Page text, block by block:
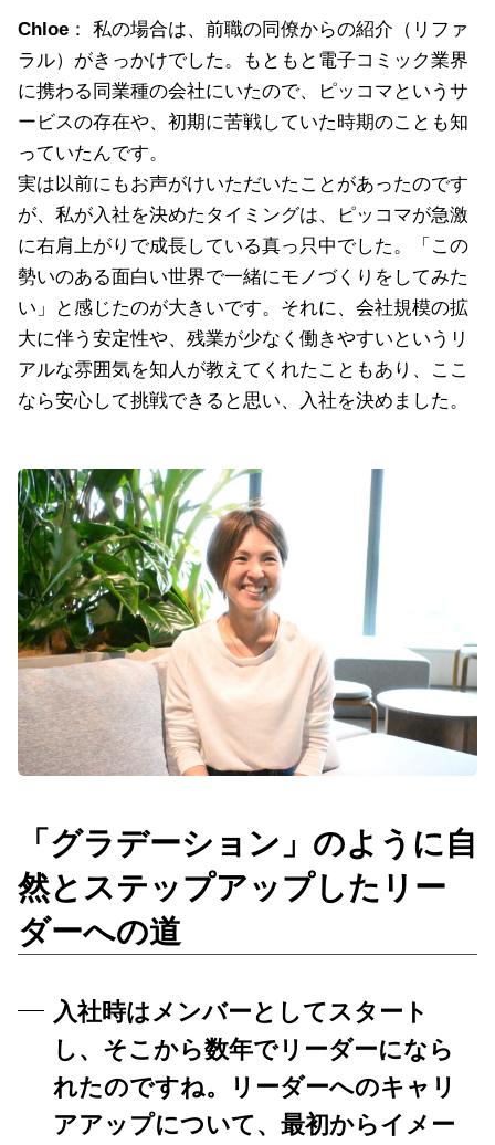
Chloe ： 私の場合は、前職の同僚からの紹介（リファ
ラル）がきっかけでした。もともと電子コミック業界
に携わる同業種の会社にいたので、ピッコマというサ
ービスの存在や、初期に苦戦していた時期のことも知
っていたんです。
実は以前にもお声がけいただいたことがあったのです
が、私が入社を決めたタイミングは、ピッコマが急激
に右肩上がりで成長している真っ只中でした。「この
勢いのある面白い世界で一緒にモノづくりをしてみた
い」と感じたのが大きいです。それに、会社規模の拡
大に伴う安定性や、残業が少なく働きやすいというリ
アルな雰囲気を知人が教えてくれたこともあり、ここ
なら安心して挑戦できると思い、入社を決めました。
「グラデーション」のように自
然とステップアップしたリー
ダーへの道
入社時はメンバーとしてスタート
し、そこから数年でリーダーになら
れたのですね。リーダーへのキャリ
アアップについて、最初からイメー